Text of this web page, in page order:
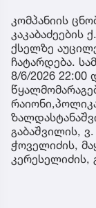
კომპანიის
კაკაბაძეების
ქსელზე
ჩატარდება.
8/6/2026 22:00
გაბაშვილის,
ჭოველიძის,
კერესელიძის,